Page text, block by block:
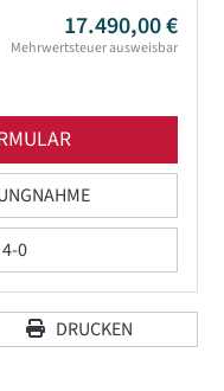
17.490,00 €
Mehrwertsteuer ausweisbar
0
DRUCKEN